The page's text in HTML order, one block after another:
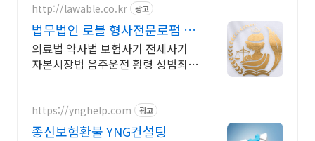
http://lawable.co.kr 광고
법무법인 로블 형사전문로펌 경
찰조사 부터 전담팀운영
의료법 약사법 보험사기 전세사기
자본시장법 음주운전 횡령 성범죄
https://ynghelp.com 광고
종신보험환불 YNG컨설팅